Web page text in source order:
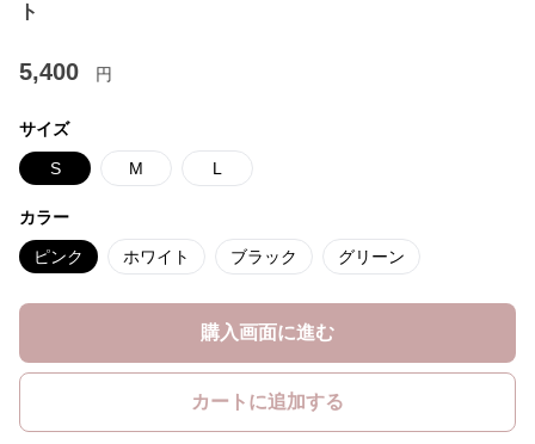
ト
5,400 円
サイズ
S M L
カラー
ピンク ホワイト ブラック グリーン
購入画面に進む
カートに追加する